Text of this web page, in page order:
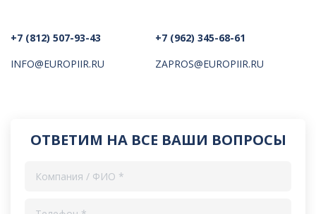
+7 (812) 507-93-43
INFO@EUROPIIR.RU
+7 (962) 345-68-61
ZAPROS@EUROPIIR.RU
ОТВЕТИМ НА ВСЕ ВАШИ ВОПРОСЫ